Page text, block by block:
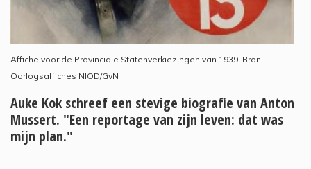
Affiche voor de Provinciale Statenverkiezingen van 1939. Bron:
Oorlogsaffiches NIOD/GvN
Auke Kok schreef een stevige biografie van Anton
Mussert. "Een reportage van zijn leven: dat was
mijn plan."